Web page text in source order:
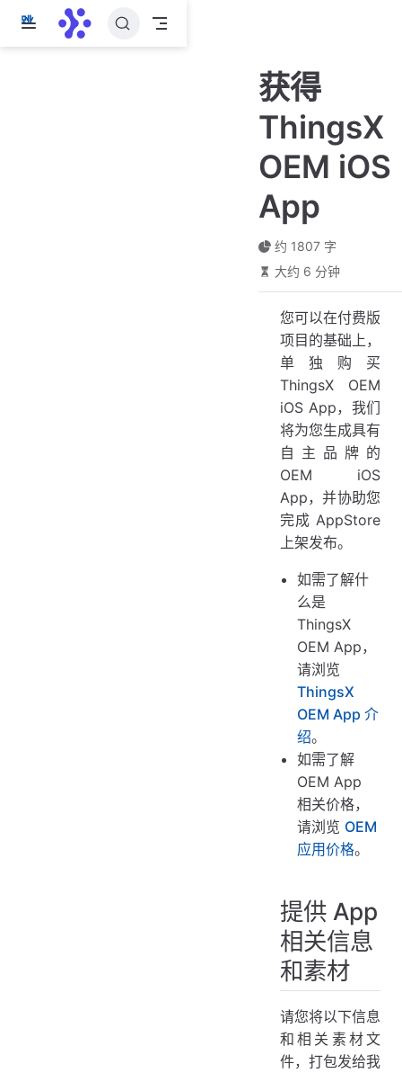
跳
获得
ThingsX
OEM iOS
App
约 1807 字
大约 6 分钟
您可以在付费版
项目的基础上，
单独购买
ThingsX OEM
iOS App，我们
将为您生成具有
自主品牌的
OEM iOS
App，并协助您
完成 AppStore
上架发布。
如需了解什
么是
ThingsX
OEM App，
请浏览
ThingsX
OEM App 介
绍。
如需了解
OEM App
相关价格，
请浏览 OEM
应用价格。
提供 App
相关信息
和素材
请您将以下信息
和相关素材文
件，打包发给我